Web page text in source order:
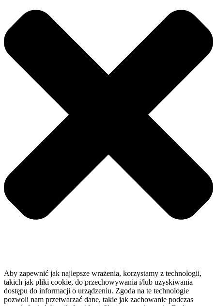
Aby zapewnić jak najlepsze wrażenia, korzystamy z technologii,
takich jak pliki cookie, do przechowywania i/lub uzyskiwania
dostępu do informacji o urządzeniu. Zgoda na te technologie
pozwoli nam przetwarzać dane, takie jak zachowanie podczas